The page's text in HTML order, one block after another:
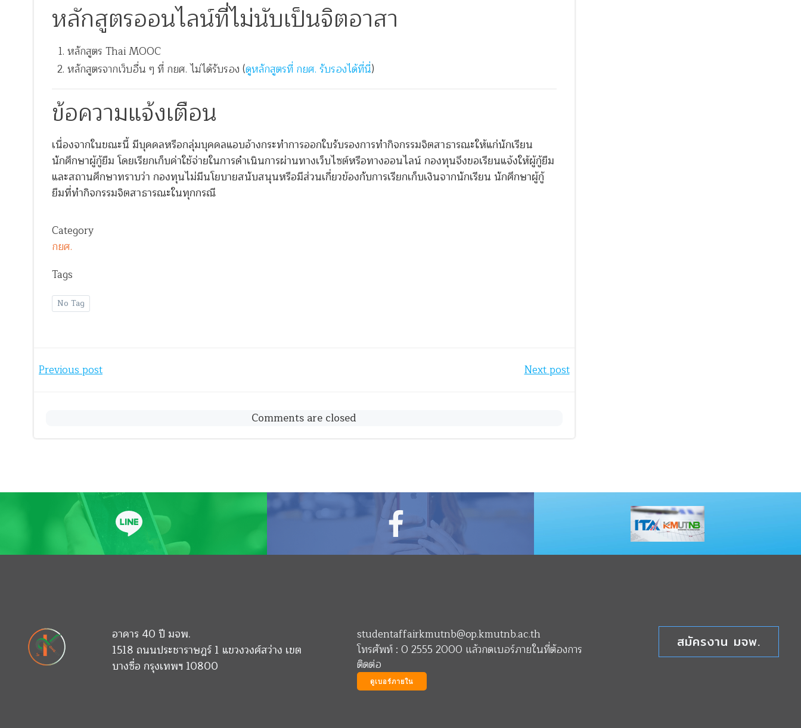
หลักสูตรออนไลน์ที่ไม่นับเป็นจิตอาสา
หลักสูตร Thai MOOC
หลักสูตรจากเว็บอื่น ๆ ที่ กยศ. ไม่ได้รับรอง (ดูหลักสูตรที่ กยศ. รับรองได้ที่นี่)
ข้อความแจ้งเตือน
เนื่องจากในขณะนี้ มีบุคคลหรือกลุ่มบุคคลแอบอ้างกระทำการออกใบรับรองการทำกิจกรรมจิตสาธารณะให้แก่นักเรียน
นักศึกษาผู้กู้ยืม โดยเรียกเก็บค่าใช้จ่ายในการดำเนินการผ่านทางเว็บไซต์หรือทางออนไลน์ กองทุนจึงขอเรียนแจ้งให้ผู้กู้ยืม
และสถานศึกษาทราบว่า กองทุนไม่มีนโยบายสนับสนุนหรือมีส่วนเกี่ยวข้องกับการเรียกเก็บเงินจากนักเรียน นักศึกษาผู้กู้
ยืมที่ทำกิจกรรมจิตสาธารณะในทุกกรณี
Category
กยศ.
Tags
No Tag
Post
Previous post
navigation
Next post
Comments are closed
อาคาร 40 ปี มจพ.
1518 ถนนประชาราษฎร์ 1 แขวงวงศ์สว่าง เขต
บางซื่อ กรุงเทพฯ 10800
studentaffairkmutnb@op.kmutnb.ac.th
โทรศัพท์ : 0 2555 2000 แล้วกดเบอร์ภายในที่ต้องการ
ติดต่อ
ดูเบอร์ภายใน
สมัครงาน มจพ.